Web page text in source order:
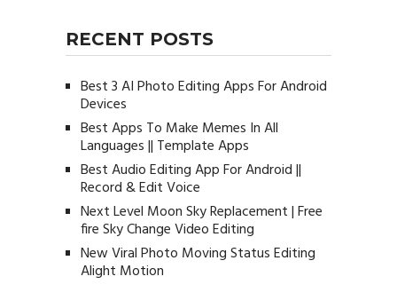
RECENT POSTS
Best 3 AI Photo Editing Apps For Android
Devices
Best Apps To Make Memes In All
Languages || Template Apps
Best Audio Editing App For Android ||
Record & Edit Voice
Next Level Moon Sky Replacement | Free
fire Sky Change Video Editing
New Viral Photo Moving Status Editing
Alight Motion